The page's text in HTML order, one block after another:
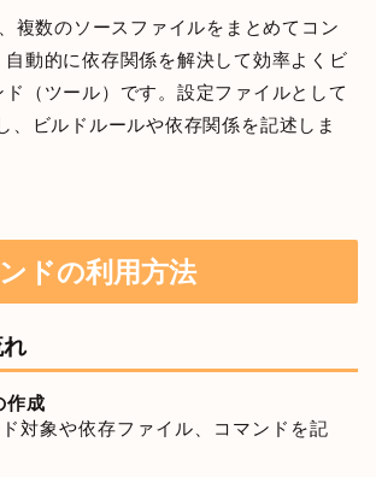
複数のソースファイルをまとめてコン
動的に依存関係を解決して効率よくビ
ド（ツール）です。設定ファイルとして
、ビルドルールや依存関係を記述しま
ドの利用方法
作成
対象や依存ファイル、コマンドを記